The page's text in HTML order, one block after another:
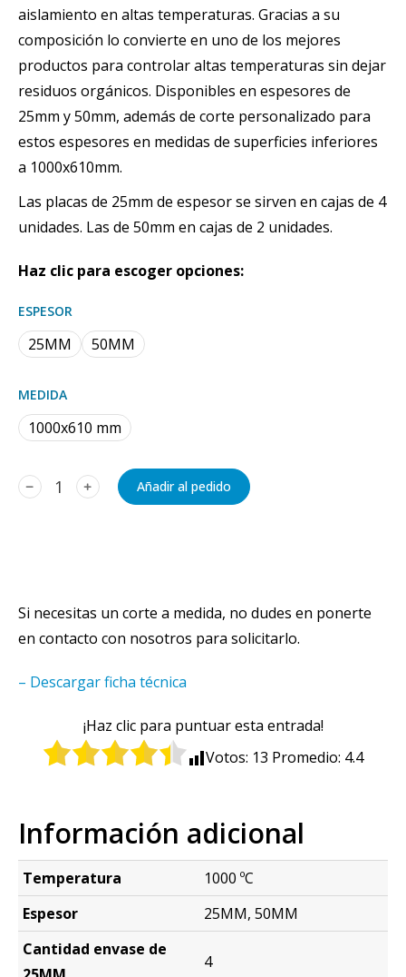
aislamiento en altas temperaturas. Gracias a su
composición lo convierte en uno de los mejores
productos para controlar altas temperaturas sin dejar
residuos orgánicos. Disponibles en espesores de
25mm y 50mm, además de corte personalizado para
estos espesores en medidas de superficies inferiores
a 1000x610mm.
Las placas de 25mm de espesor se sirven en cajas de 4
unidades. Las de 50mm en cajas de 2 unidades.
Haz clic para escoger opciones:
ESPESOR
25MM 50MM
MEDIDA
1000x610 mm
﹣ ﹢ Añadir al pedido
Si necesitas un corte a medida, no dudes en ponerte
en contacto con nosotros para solicitarlo.
– Descargar ficha técnica
¡Haz clic para puntuar esta entrada!
Votos: 13 Promedio: 4.4
Información adicional
Temperatura
1000 ºC
Espesor
25MM, 50MM
Cantidad envase de
4